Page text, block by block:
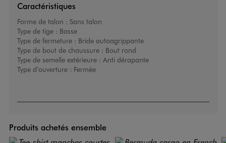
Caractéristiques
Forme de talon : Sans talon
Type de tige : Basse
Type de fermeture : Bride autoagrippante
Type de bout de chaussure : Bout rond
Type de semelle extérieure : Anti dérapante
Type d’ouverture : Fermée
Produits achetés ensemble